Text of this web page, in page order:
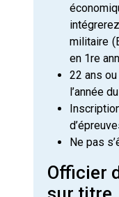
militaire
en 1re
22 ans
l’année
Ne pas
Officier de carrière (CDI)